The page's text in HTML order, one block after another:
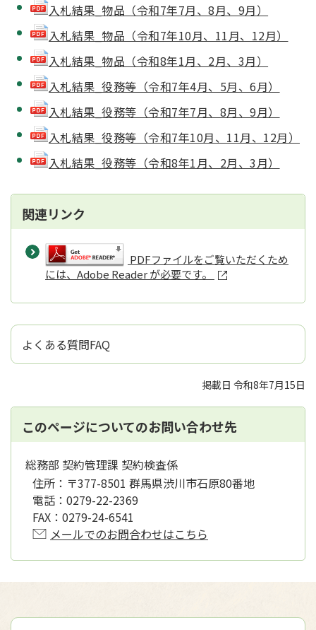
入札結果_物品（令和7年7月、8月、9月）
入札結果_物品（令和7年10月、11月、12月）
入札結果_物品（令和8年1月、2月、3月）
入札結果_役務等（令和7年4月、5月、6月）
入札結果_役務等（令和7年7月、8月、9月）
入札結果_役務等（令和7年10月、11月、12月）
入札結果_役務等（令和8年1月、2月、3月）
関連リンク
PDFファイルをご覧いただくため
には、Adobe Reader が必要です。
よくある質問FAQ
掲載日 令和8年7月15日
このページについてのお問い合わせ先
総務部 契約管理課 契約検査係
住所： 〒377-8501 群馬県渋川市石原80番地
電話： 0279-22-2369
FAX： 0279-24-6541
メールでのお問合わせはこちら